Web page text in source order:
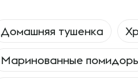
Домашняя тушенка
Маринованные